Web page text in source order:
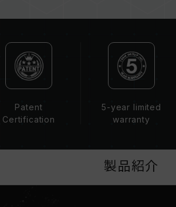
米国意匠特許 (認証番号：US
Patent
Certification
5-year limited
warranty
製品紹介